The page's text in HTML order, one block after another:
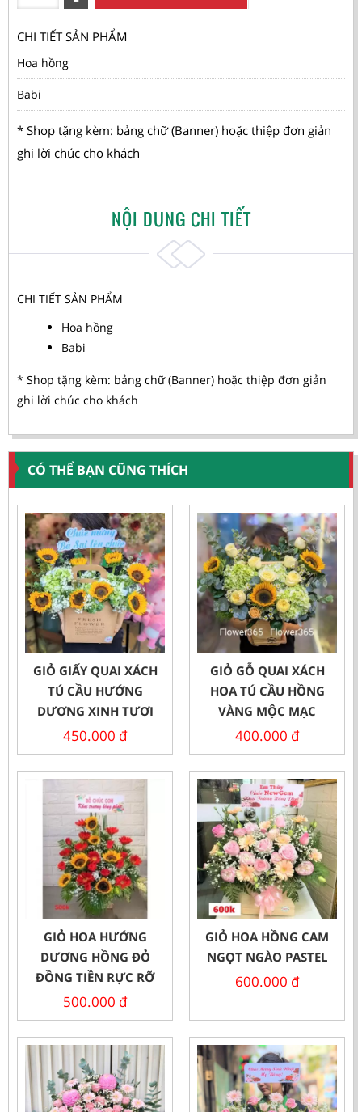
CHI TIẾT SẢN PHẨM
Hoa hồng
Babi
* Shop tặng kèm: bảng chữ (Banner) hoặc thiệp đơn giản
ghi lời chúc cho khách
NỘI DUNG CHI TIẾT
CHI TIẾT SẢN PHẨM
Hoa hồng
Babi
* Shop tặng kèm: bảng chữ (Banner) hoặc thiệp đơn giản
ghi lời chúc cho khách
CÓ THỂ BẠN CŨNG THÍCH
GIỎ GIẤY QUAI XÁCH
TÚ CẦU HƯỚNG
DƯƠNG XINH TƯƠI
450.000 đ
GIỎ GỖ QUAI XÁCH
HOA TÚ CẦU HỒNG
VÀNG MỘC MẠC
400.000 đ
GIỎ HOA HƯỚNG
DƯƠNG HỒNG ĐỎ
ĐỒNG TIỀN RỰC RỠ
500.000 đ
GIỎ HOA HỒNG CAM
NGỌT NGÀO PASTEL
600.000 đ